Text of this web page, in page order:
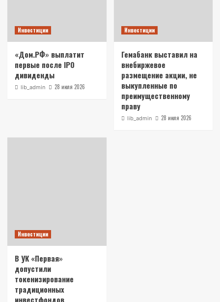
Инвестиции
«Дом.РФ» выплатит
первые после IPO
дивиденды
lib_admin 28 июля 2026
Инвестиции
Гемабанк выставил на
внебиржевое
размещение акции, не
выкупленные по
преимущественному
праву
lib_admin 28 июля 2026
Инвестиции
В УК «Первая»
допустили
токенизирование
традиционных
инвестфондов